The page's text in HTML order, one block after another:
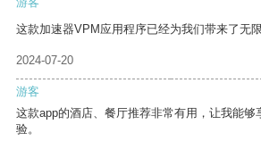
这款加速器VPM应用程序已经为我们带来了无
2024-07-20
游客
这款app的酒店、餐厅推荐非常有用，让我能够
验。